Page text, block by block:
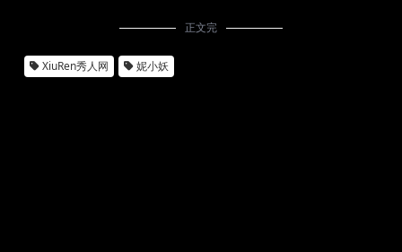
正文完
XiuRen秀人网 妮小妖